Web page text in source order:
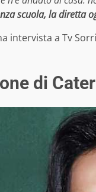
scuola, la diretta
intervista a Tv
di